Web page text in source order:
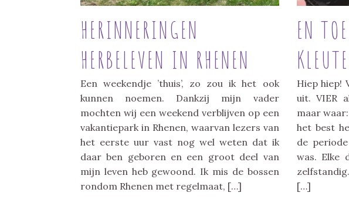
HERINNERINGEN
HERBELEVEN IN RHENEN
Een weekendje ’thuis’, zo zou ik het ook
kunnen noemen. Dankzij mijn vader
mochten wij een weekend verblijven op een
vakantiepark in Rhenen, waarvan lezers van
het eerste uur vast nog wel weten dat ik
daar ben geboren en een groot deel van
mijn leven heb gewoond. Ik mis de bossen
rondom Rhenen met regelmaat, […]
EN
Hiep hiep!
uit. VIER
maar
het best
de
was. Elke
[…]